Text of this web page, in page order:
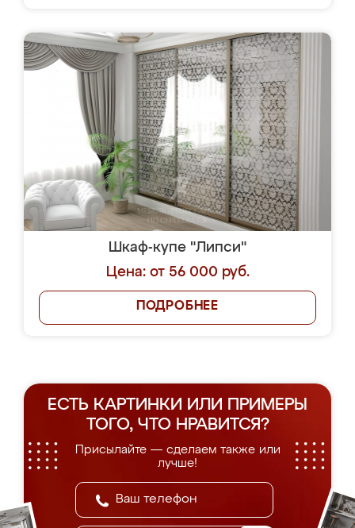
Шкаф-купе "Липси"
Цена: от 56 000 руб.
ПОДРОБНЕЕ
ЕСТЬ КАРТИНКИ ИЛИ ПРИМЕРЫ
ТОГО, ЧТО НРАВИТСЯ?
Присылайте — сделаем также или
лучше!